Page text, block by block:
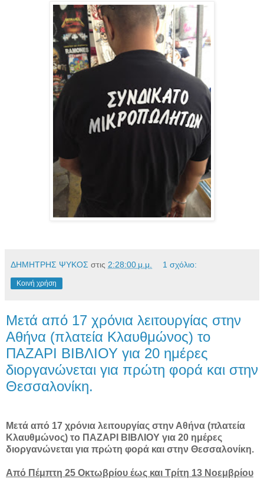
ΔΗΜΗΤΡΗΣ ΨΥΚΟΣ στις 2:28:00 μ.μ. 1 σχόλιο:
Κοινή χρήση
Μετά από 17 χρόνια λειτουργίας στην
Αθήνα (πλατεία Κλαυθμώνος) το
ΠΑΖΑΡΙ ΒΙΒΛΙΟΥ για 20 ημέρες
διοργανώνεται για πρώτη φορά και στην
Θεσσαλονίκη.
Μετά από 17 χρόνια λειτουργίας στην Αθήνα (πλατεία
Κλαυθμώνος) το ΠΑΖΑΡΙ ΒΙΒΛΙΟΥ για 20 ημέρες
διοργανώνεται για πρώτη φορά και στην Θεσσαλονίκη.
Από Πέμπτη 25 Οκτωβρίου έως και Τρίτη 13 Νοεμβρίου